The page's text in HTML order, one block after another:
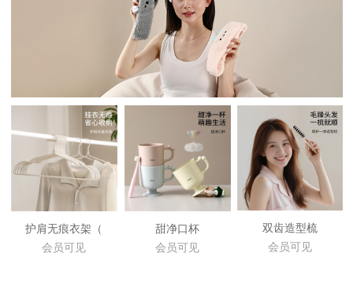
护肩无痕衣架（
会员可见
甜净口杯
会员可见
双齿造型梳
会员可见